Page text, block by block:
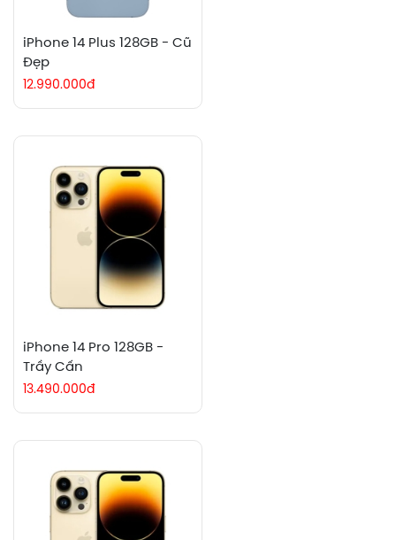
iPhone 14 Plus 128GB - Cũ
Đẹp
12.990.000đ
iPhone 14 Pro 128GB -
Trầy Cấn
13.490.000đ